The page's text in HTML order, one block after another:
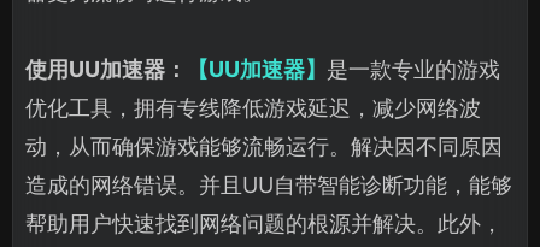
使用UU加速器： 【UU加速器】 是一款专业的游戏
优化工具，拥有专线降低游戏延迟，减少网络波
动，从而确保游戏能够流畅运行。解决因不同原因
造成的网络错误。并且UU自带智能诊断功能，能够
帮助用户快速找到网络问题的根源并解决。此外，